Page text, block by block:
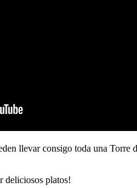
llevar consigo toda una
deliciosos platos!